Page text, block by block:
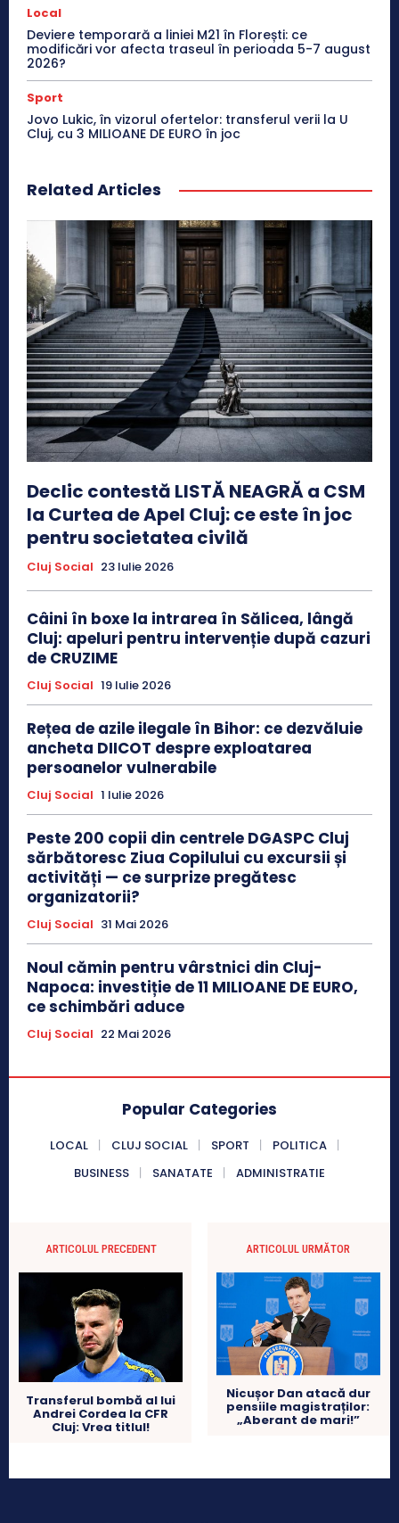
Local
Deviere temporară a liniei M21 în Florești: ce
modificări vor afecta traseul în perioada 5-7 august
2026?
Sport
Jovo Lukic, în vizorul ofertelor: transferul verii la U
Cluj, cu 3 MILIOANE DE EURO în joc
Related Articles
Declic contestă LISTĂ NEAGRĂ a CSM
la Curtea de Apel Cluj: ce este în joc
pentru societatea civilă
Cluj Social 23 Iulie 2026
Câini în boxe la intrarea în Sălicea, lângă
Cluj: apeluri pentru intervenție după cazuri
de CRUZIME
Cluj Social 19 Iulie 2026
Rețea de azile ilegale în Bihor: ce dezvăluie
ancheta DIICOT despre exploatarea
persoanelor vulnerabile
Cluj Social 1 Iulie 2026
Peste 200 copii din centrele DGASPC Cluj
sărbătoresc Ziua Copilului cu excursii și
activități — ce surprize pregătesc
organizatorii?
Cluj Social 31 Mai 2026
Noul cămin pentru vârstnici din Cluj-
Napoca: investiție de 11 MILIOANE DE EURO,
ce schimbări aduce
Cluj Social 22 Mai 2026
Popular Categories
LOCAL CLUJ SOCIAL SPORT
POLITICA
BUSINESS
SANATATE ADMINISTRATIE
ARTICOLUL PRECEDENT
Transferul bombă al lui
Andrei Cordea la CFR
Cluj: Vrea titlul!
ARTICOLUL URMĂTOR
Nicușor Dan atacă dur
pensiile magistraților:
„Aberant de mari!”